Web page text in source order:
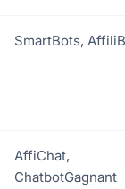
SmartBots,
AffiChat,
ChatbotGagnant